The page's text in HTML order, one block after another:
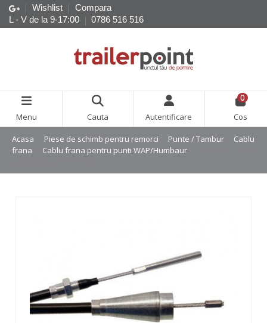
Wishlist
Compara
L - V de la 9-17:00
0786 516 516
Menu Cauta Autentificare
0
Cos
Acasa Piese de schimb pentru remorci Punte / Tambur
Cablu
frana
Cablu frana pentru punti WAP/Humbaur